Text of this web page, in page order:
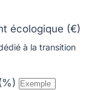
écologique (€)
à la transition